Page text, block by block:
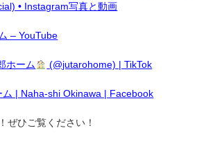
• Instagram写真と動画
– YouTube
ホーム (@jutarohome) | TikTok
ム | Naha-shi Okinawa | Facebook
ぜひご覧ください！